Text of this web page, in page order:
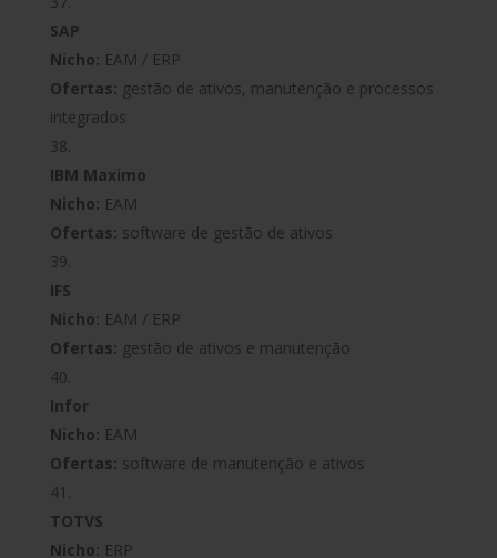
SAP
Nicho: EAM / ERP
Ofertas: gestão de ativos, manutenção e processos
integrados
IBM Maximo
Nicho: EAM
Ofertas: software de gestão de ativos
IFS
Nicho: EAM / ERP
Ofertas: gestão de ativos e manutenção
Infor
Nicho: EAM
Ofertas: software de manutenção e ativos
TOTVS
Nicho: ERP